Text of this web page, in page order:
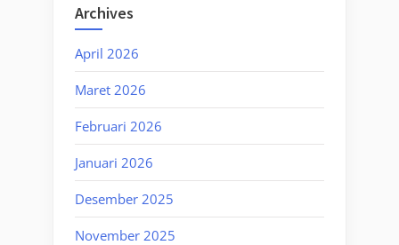
Archives
April 2026
Maret 2026
Februari 2026
Januari 2026
Desember 2025
November 2025